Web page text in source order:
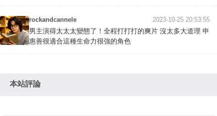
rockandcannele 2023-10-25 20:53:55
男主演得太太太變態了！全程打打打的爽片 沒太多大道理 申
惠善很適合這種生命力很強的角色
本站評論